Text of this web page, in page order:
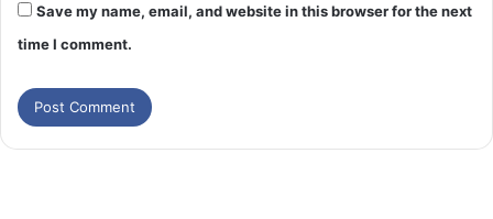
Save my name, email, and website in this browser for the next
time I comment.